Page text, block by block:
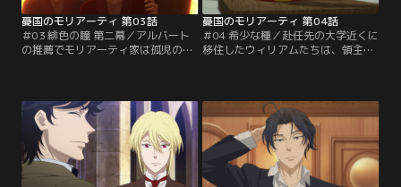
憂国のモリアーティ 第03話
＃03 緋色の瞳 第二幕／アルバート
の推薦でモリアーティ家は孤児の兄
代わることはできない。家族どころ
か使用人たちさえもふたりを見下し
虐げる様子に、アルバートは……。
モリアーティ家の三兄弟、アルバー
ト、ウィリアム、ルイス。血のつな
がり以上に…。
憂国のモリアーティ 第04話
＃04 希少な種／赴任先の大学近くに
移住したウィリアムたちは、領主の
物が集められていた。植物の世話を
任されているのは庭師のバートンと
いう男。ウィリアムは、彼の妻のミ
シェルが子爵を深く恨んでいると聞
いたことを思い出す。しかし子爵に
横柄な態度で頤使されても…。